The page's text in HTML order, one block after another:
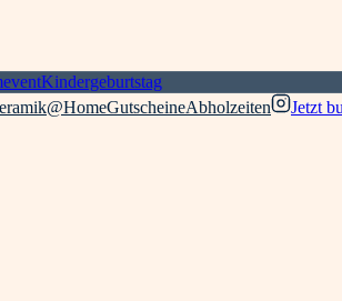
Kindergeburtstag
GutscheineAbholzeiten Jetzt